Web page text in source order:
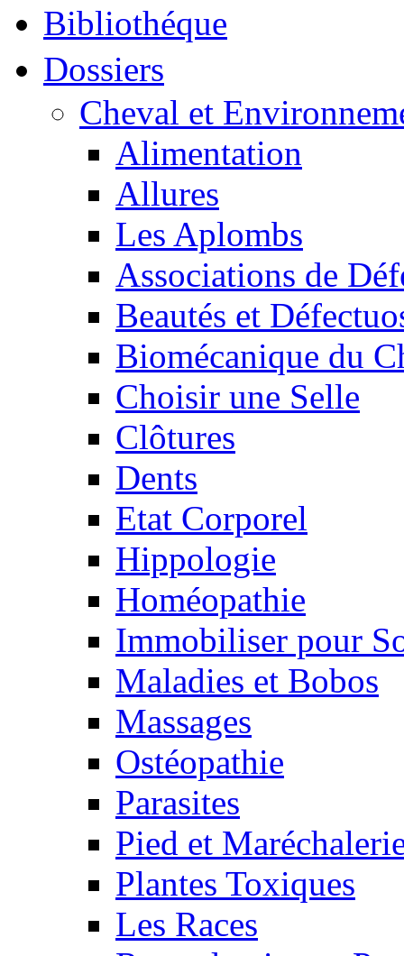
Bibliothéque
Dossiers
Cheval et
Alimentation
Allures
Les Aplombs
Associations de
Beautés et
Biomécanique du
Choisir une Selle
Clôtures
Dents
Etat Corporel
Hippologie
Homéopathie
Immobiliser pour
Maladies et Bobos
Massages
Ostéopathie
Parasites
Pied et
Plantes Toxiques
Les Races